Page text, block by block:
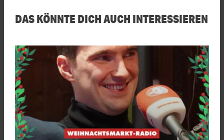
DAS KÖNNTE DICH AUCH INTERESSIEREN